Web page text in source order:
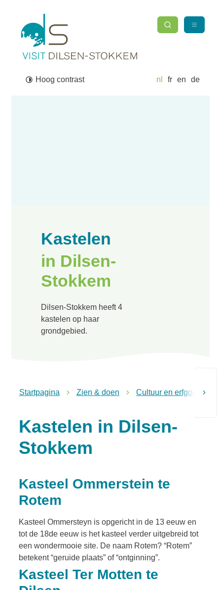
Naar inhoud
Hoog contrast nl fr en de
Zoek tonen /
Menu
Waarmee kunnen we jou helpen?
Kastelen
in Dilsen-
Stokkem
Dilsen-Stokkem heeft 4
kastelen op haar
grondgebied.
scroll
Startpagina Zien & doen Cultuur en erfgoed
Kastelen in Dilsen-
Stokkem
Kasteel Ommerstein te
Rotem
Kasteel Ommersteyn is opgericht in de 13 eeuw en
tot de 18de eeuw is het kasteel verder uitgebreid tot
een wondermooie site. De naam Rotem? “Rotem”
betekent “geruide plaats” of “ontginning”.
Kasteel Ter Motten te